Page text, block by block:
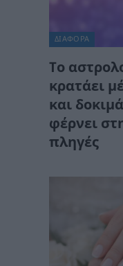
ΔΙΆΦΟΡΑ
Tο
κρατάει
και
φέρνει
πληγές